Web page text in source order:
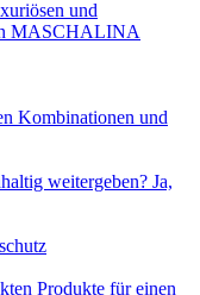
und
MASCHALINA
Kombinationen und
weitergeben? Ja,
Produkte für einen